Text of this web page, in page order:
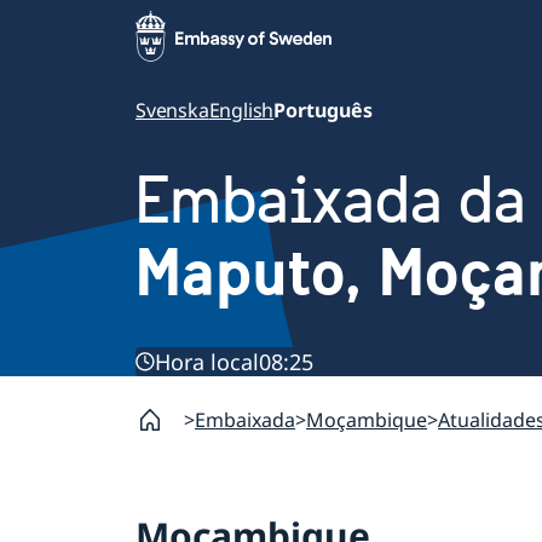
SvenskaEnglishPortuguês
Embaixada
Maputo,
Hora local08:25
Embaixada Moçambique